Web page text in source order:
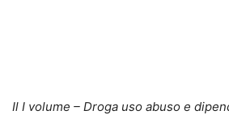
Il I volume – Droga uso abuso e